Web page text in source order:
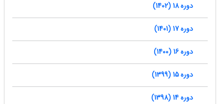
دوره 18 (1402)
دوره 17 (1401)
دوره 16 (1400)
دوره 15 (1399)
دوره 14 (1398)